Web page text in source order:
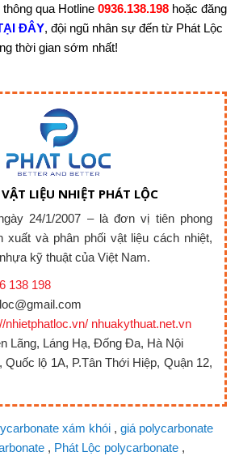
thông qua Hotline 0936.138.198 hoặc đăng
ĐÂY, đội ngũ nhân sự đến từ Phát Lộc
thời gian sớm nhất!
LIỆU NHIỆT PHÁT LỘC
24/1/2007 – là đơn vị tiên phong
xuất và phân phối vật liệu cách nhiệt,
kỹ thuật của Việt Nam.
138 198
nhietphatloc.vn/ nhuakythuat.net.vn
Lãng, Láng Hạ, Đống Đa, Hà Nội
Quốc lộ 1A, P.Tân Thới Hiệp, Quận 12,
xám khói , giá polycarbonate
, Phát Lộc polycarbonate ,